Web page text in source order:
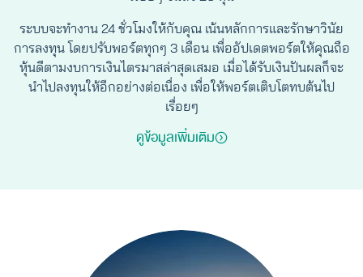
ระบบจะทำงาน 24 ชั่วโมงให้กับคุณ เน้นหลักการและรักษาวินัย
การลงทุน โดยปรับพอร์ตทุกๆ 3 เดือน เพื่ออัปเดตพอร์ตให้คุณถือ
หุ้นดีตามงบการเงินไตรมาสล่าสุดเสมอ เมื่อได้รับเงินปันผลก็จะ
นำไปลงทุนให้อีกอย่างต่อเนื่อง เพื่อให้พอร์ตเติบโตทบต้นไป
เรื่อยๆ
ดูข้อมูลเพิ่มเติม